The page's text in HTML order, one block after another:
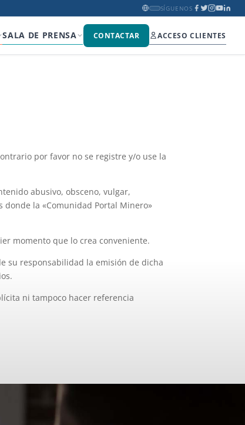
SÍGUENOS
SALA DE PRENSA CONTACTAR ACCESO CLIENTES
por favor no se registre y/o use la
abusivo, obsceno, vulgar,
la «Comunidad Portal Minero»
momento que lo crea conveniente.
su responsabilidad la emisión de dicha
ni tampoco hacer referencia